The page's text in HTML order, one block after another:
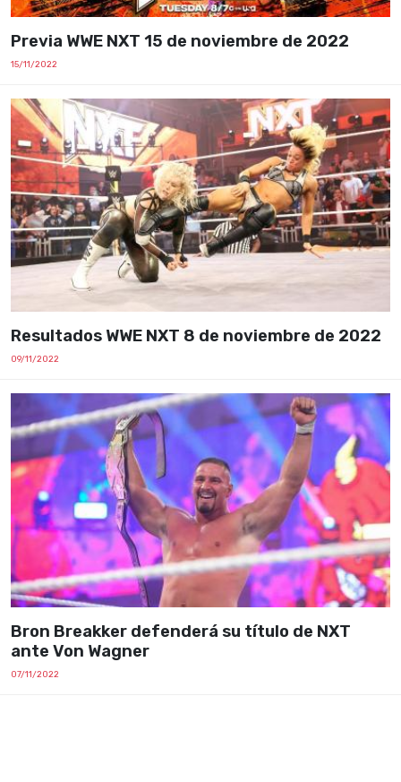
Previa WWE NXT 15 de noviembre de 2022
15/11/2022
Resultados WWE NXT 8 de noviembre de 2022
09/11/2022
Bron Breakker defenderá su título de NXT
ante Von Wagner
07/11/2022